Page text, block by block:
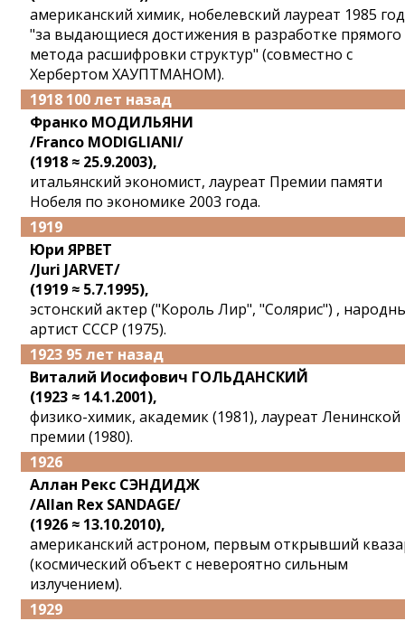
американский химик, нобелевский лауреат 1985
"за выдающиеся достижения в разработке прямого
метода расшифровки структур" (совместно с
Хербертом ХАУПТМАНОМ).
1918 100 лет назад
Франко МОДИЛЬЯНИ
/Franco MODIGLIANI/
(1918 ≈ 25.9.2003),
итальянский экономист, лауреат Премии памяти
Нобеля по экономике 2003 года.
1919
Юри ЯРВЕТ
/Juri JARVET/
(1919 ≈ 5.7.1995),
эстонский актер ("Король Лир", "Солярис") ,
артист СССР (1975).
1923 95 лет назад
Виталий Иосифович ГОЛЬДАНСКИЙ
(1923 ≈ 14.1.2001),
физико-химик, академик (1981), лауреат Ленинской
премии (1980).
1926
Аллан Рекс СЭНДИДЖ
/Allan Rex SANDAGE/
(1926 ≈ 13.10.2010),
американский астроном, первым открывший
(космический объект с невероятно сильным
излучением).
1929